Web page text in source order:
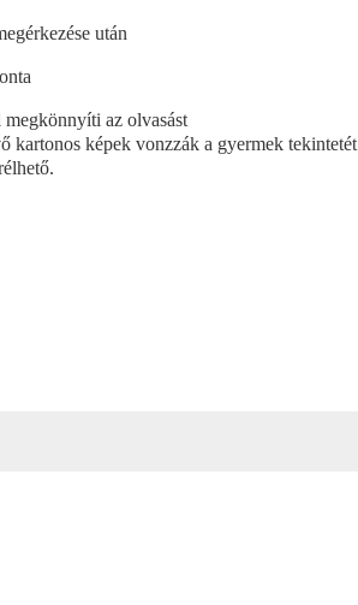
után
az olvasást
kartonos képek vonzzák a gyermek tekintetét